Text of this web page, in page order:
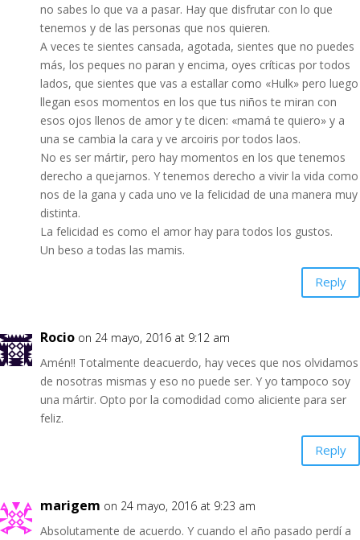
no sabes lo que va a pasar. Hay que disfrutar con lo que
tenemos y de las personas que nos quieren.
A veces te sientes cansada, agotada, sientes que no puedes
más, los peques no paran y encima, oyes críticas por todos
lados, que sientes que vas a estallar como «Hulk» pero luego
llegan esos momentos en los que tus niños te miran con
esos ojos llenos de amor y te dicen: «mamá te quiero» y a
una se cambia la cara y ve arcoiris por todos laos.
No es ser mártir, pero hay momentos en los que tenemos
derecho a quejarnos. Y tenemos derecho a vivir la vida como
nos de la gana y cada uno ve la felicidad de una manera muy
distinta.
La felicidad es como el amor hay para todos los gustos.
Un beso a todas las mamis.
Reply
Rocio on 24 mayo, 2016 at 9:12 am
Amén!! Totalmente deacuerdo, hay veces que nos olvidamos
de nosotras mismas y eso no puede ser. Y yo tampoco soy
una mártir. Opto por la comodidad como aliciente para ser
feliz.
Reply
marigem on 24 mayo, 2016 at 9:23 am
Absolutamente de acuerdo. Y cuando el año pasado perdí a